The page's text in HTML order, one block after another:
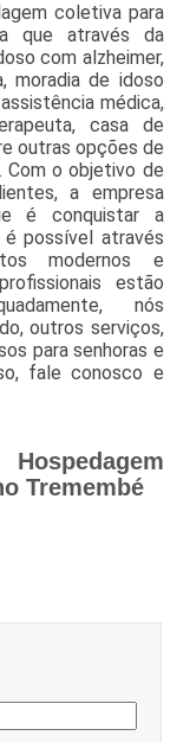
coletiva para
que através da
com alzheimer,
moradia de idoso
médica,
casa de
outras opções de
Com o objetivo de
a empresa
é conquistar a
possível através
modernos e
estão
nós
outros serviços,
para senhoras e
fale conosco e
Tremembé